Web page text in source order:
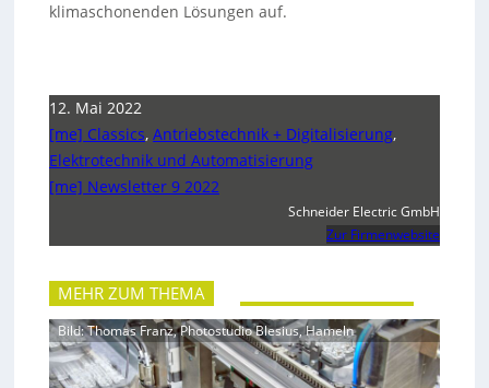
klimaschonenden Lösungen auf.
12. Mai 2022
[me] Classics, Antriebstechnik + Digitalisierung,
Elektrotechnik und Automatisierung
[me] Newsletter 9 2022
Schneider Electric GmbH
Zur Firmenwebsite
MEHR ZUM THEMA
Bild: Thomas Franz, Photostudio Blesius, Hameln